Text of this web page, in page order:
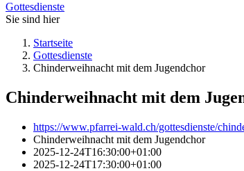
Gottesdienste
Sie sind hier
Startseite
Gottesdienste
Chinderweihnacht mit dem Jugendchor
Chinderweihnacht mit dem
https://www.pfarrei-wald.ch/gottesdienste/
Chinderweihnacht mit dem Jugendchor
2025-12-24T16:30:00+01:00
2025-12-24T17:30:00+01:00